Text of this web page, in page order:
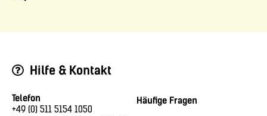
Hilfe & Kontakt
Telefon
+49 (0) 511 5154 1050
Häufige Fragen